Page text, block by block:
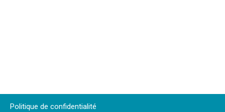
Politique de confidentialité